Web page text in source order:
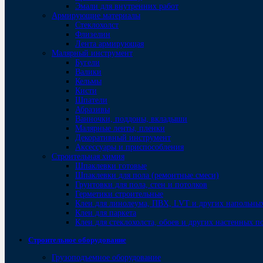
Эмали для внутренних работ
Армирующие материалы
Стеклохолст
Флизелин
Лента армирующая
Малярный инструмент
Бугели
Валики
Кельмы
Кисти
Шпатели
Абразивы
Ванночки, поддоны, вкладыши
Малярные ленты, пленки
Декоративный инструмент
Аксессуары и приспособления
Строительная химия
Шпаклевки готовые
Шпаклевки для пола (ремонтные смеси)
Грунтовки для пола, стен и потолков
Герметики строительные
Клеи для линолеума, ПВХ, LVT и других
Клеи для паркета
Клеи для стеклохолста, обоев и других настенных
Строительное оборудование
Грузоподъемное оборудование